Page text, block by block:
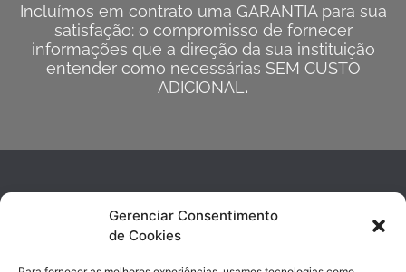
Gerenciar Consentimento
de Cookies
Incluímos em contrato uma GARANTIA para sua
satisfação: o compromisso de fornecer
informações que a direção da sua instituição
entender como necessárias SEM CUSTO
ADICIONAL .